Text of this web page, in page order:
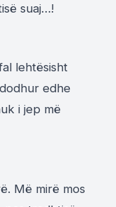
suaj…!
lehtësisht
edhe
i jep më
Më mirë mos